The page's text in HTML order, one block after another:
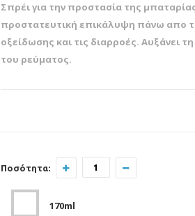
Σπρέι για την προστασία της
προστατευτική επικάλυψη πάνω απο
οξείδωσης και τις διαρροές. Αυξάνει
του ρεύματος.
Ποσότητα:
170ml